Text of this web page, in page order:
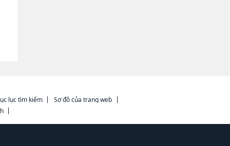
lục tìm kiếm
Sơ đồ của trang web